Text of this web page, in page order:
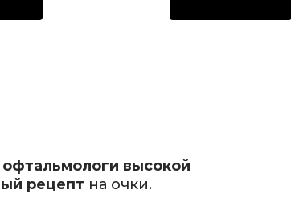
офтальмологи высокой
рецепт на очки.